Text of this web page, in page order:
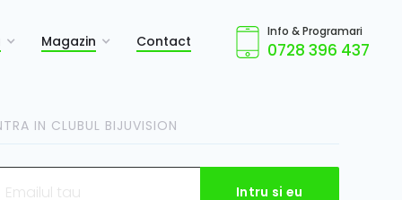
Info & Programari
0728 396 437
Magazin Contact
IN CLUBUL BIJUVISION